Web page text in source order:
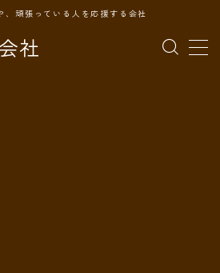
社
、頑張っている人を応援する会社